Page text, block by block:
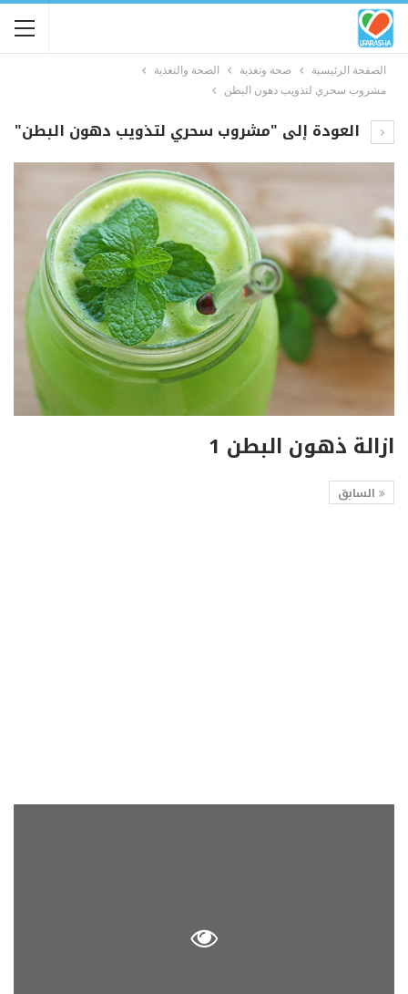
الصفحة الرئيسية صحة وتغذية
الصحة والتغذية
مشروب سحري لتذويب دهون البطن
العودة إلى "مشروب سحري لتذويب دهون البطن"
ازالة ذهون البطن 1
السابق